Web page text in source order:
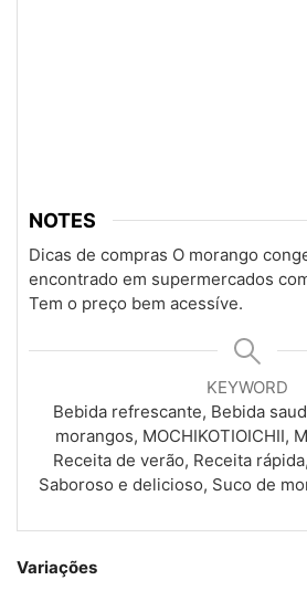
NOTES
Dicas de compras O morango
encontrado em supermercados
Tem o preço bem acessíve.
KEYWORD
Bebida refrescante, Bebida
morangos, MOCHIKOTIOICHII,
Receita de verão, Receita
Saboroso e delicioso, Suco de
Variações